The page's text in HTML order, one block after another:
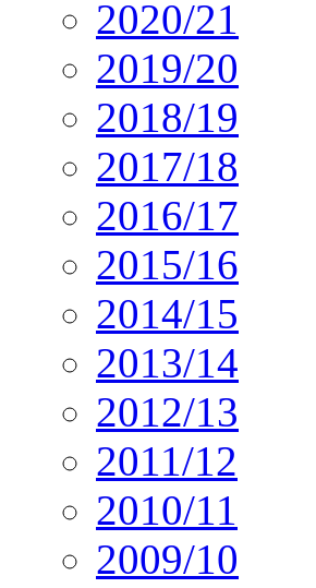
2020/21
2019/20
2018/19
2017/18
2016/17
2015/16
2014/15
2013/14
2012/13
2011/12
2010/11
2009/10